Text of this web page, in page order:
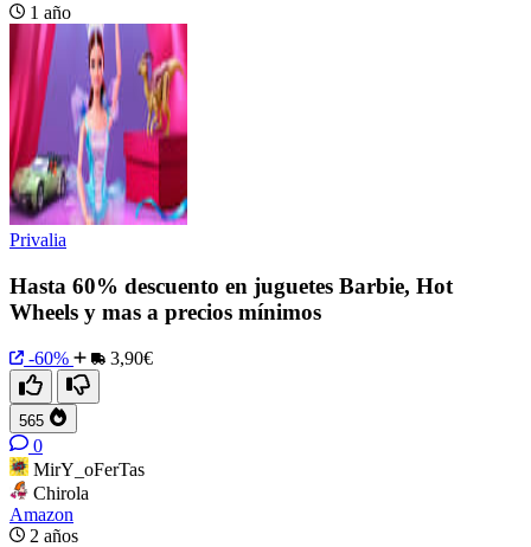
1 año
Privalia
Hasta 60% descuento en juguetes Barbie, Hot
Wheels y mas a precios mínimos
-60% 3,90€
565
0
MirY_oFerTas
Chirola
Amazon
2 años